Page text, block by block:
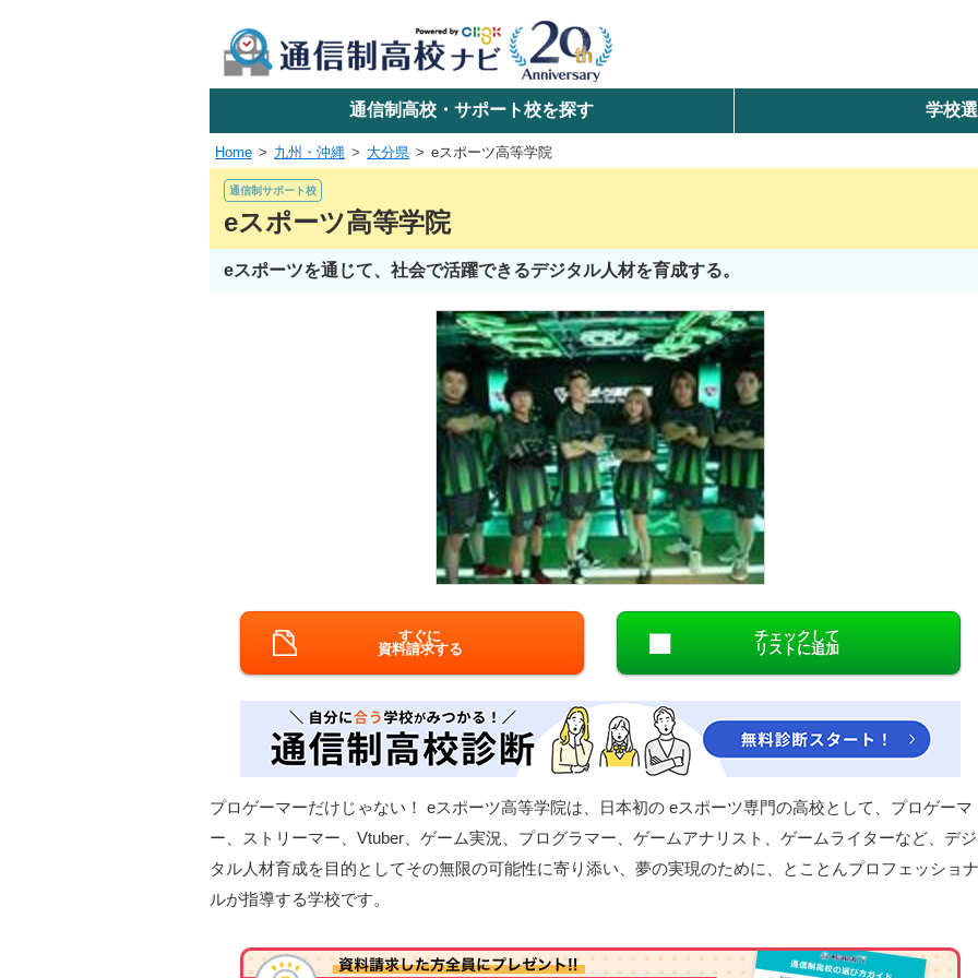
学校名で探す
検索
北陸・甲信越
中国
九州・沖縄
閉じる
通信制高校・サポート校を探す 学校
Home 九州・沖縄 大分県 eスポーツ高等学院
通信制サポート校
eスポーツ高等学院
eスポーツを通じて、社会で活躍できるデジタル人材を育成する。
すぐに
資料請求する
チェックして
リストに追加
プロゲーマーだけじゃない！ eスポーツ高等学院は、日本初の eスポーツ専門の高校として、プロゲーマ
ー、ストリーマー、Vtuber、ゲーム実況、プログラマー、ゲームアナリスト、ゲームライターなど、デジ
タル人材育成を目的としてその無限の可能性に寄り添い、夢の実現のために、とことんプロフェッショナ
ルが指導する学校です。